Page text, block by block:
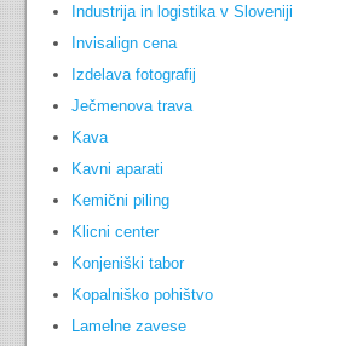
Industrija in logistika v Sloveniji
Invisalign cena
Izdelava fotografij
Ječmenova trava
Kava
Kavni aparati
Kemični piling
Klicni center
Konjeniški tabor
Kopalniško pohištvo
Lamelne zavese